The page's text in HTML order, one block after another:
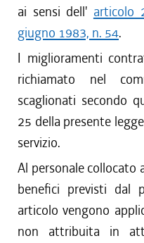
ai sensi dell' articolo
giugno 1983, n. 54.
I miglioramenti
richiamato nel
scaglionati secondo
25 della presente
servizio.
Al personale collocato
benefici previsti dal
articolo vengono
non attribuita in